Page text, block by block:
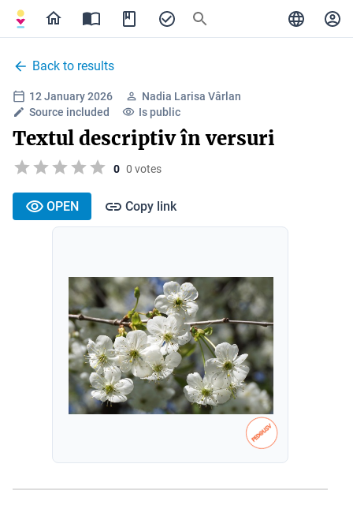
Back to results
12 January 2026
Nadia Larisa Vârlan
Source included
Is public
Textul descriptiv în versuri
0 0 votes
OPEN Copy link